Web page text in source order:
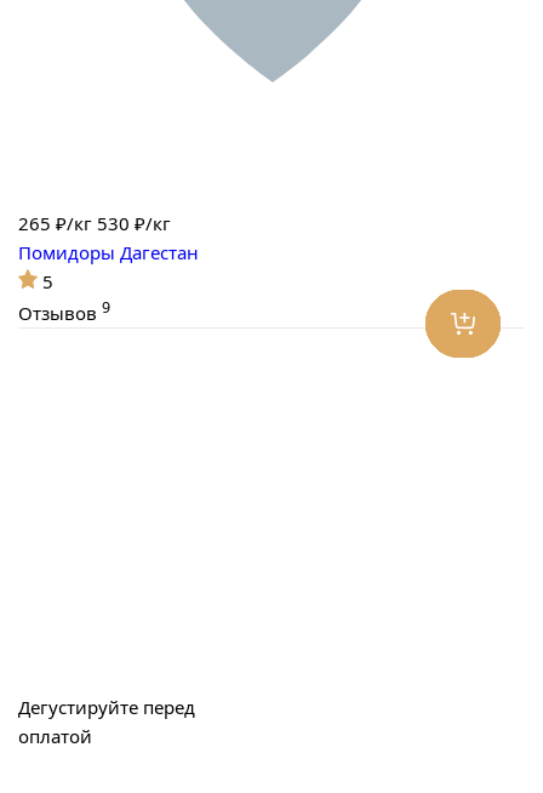
265 ₽/кг 530 ₽/кг
Помидоры Дагестан
5
Отзывов 9
Дегустируйте перед
оплатой